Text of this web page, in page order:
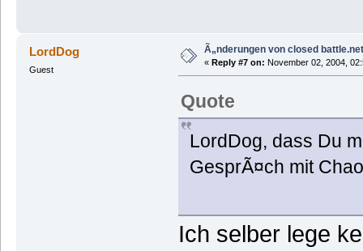
LordDog
Guest
Ã„nderungen von closed
« Reply #7 on: November 02, 2004,
Quote
LordDog, dass Du
GesprÃ¤ch mit
Ich selber lege